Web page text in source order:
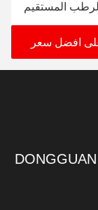
ذات النوع في الخط مع 2
/
افضل سعر